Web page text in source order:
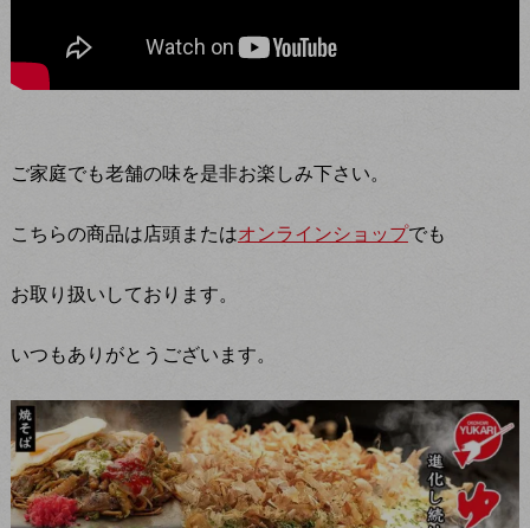
ご家庭でも老舗の味を是非お楽しみ下さい。
こちらの商品は店頭またはオンラインショップでも
お取り扱いしております。
いつもありがとうございます。